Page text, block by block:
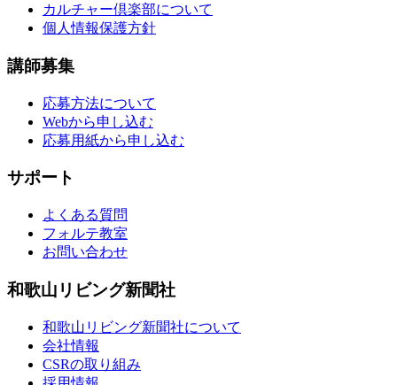
カルチャー倶楽部について
個人情報保護方針
講師募集
応募方法について
Webから申し込む
応募用紙から申し込む
サポート
よくある質問
フォルテ教室
お問い合わせ
和歌山リビング新聞社
和歌山リビング新聞社について
会社情報
CSRの取り組み